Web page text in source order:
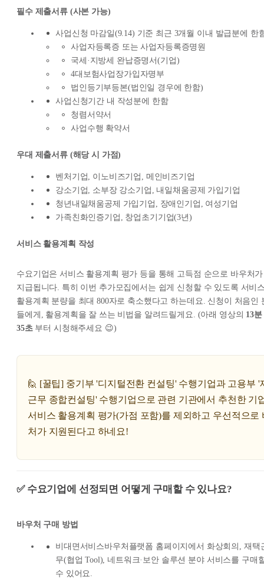
필수 제출서류 (사본 가능)
사업신청 마감일(9.14) 기준 최근 3개월 이내 발급분에 한
사업자등록증 또는 사업자등록증명원
국세·지방세 완납증명서(기업)
4대보험사업장가입자명부
법인등기부등본(법인일 경우에 한함)
사업신청기간 내 작성분에 한함
청렴서약서
사업수행 확약서
우대 제출서류 (해당 시 가점)
벤처기업, 이노비즈기업, 메인비즈기업
강소기업, 소부장 강소기업, 내일채움공제 가입기업
청년내일채움공제 가입기업, 장애인기업, 여성기업
가족친화인증기업, 창업초기기업(3년)
서비스 활용계획 작성
수요기업은 서비스 활용계획 평가 등을 통해 고득점 순으로 바우처가
지급됩니다. 특히 이번 추가모집에서는 쉽게 신청할 수 있도록 서비
활용계획 분량을 최대 800자로 축소했다고 하는데요. 신청이 처음인
들에게, 활용계획을 잘 쓰는 비법을 알려드릴게요. (아래 영상의 13분
35초부터 시청해주세요 😉)
🙋 [꿀팁] 중기부 '디지털전환 컨설팅' 수행기업과 고용부 '
근무 종합컨설팅' 수행기업으로 관련 기관에서 추천한 기
서비스 활용계획 평가(가점 포함)를 제외하고 우선적으로
처가 지원된다고 하네요!
✅ 수요기업에 선정되면 어떻게 구매할 수 있나요?
바우처 구매 방법
비대면서비스바우처플랫폼 홈페이지에서 화상회의, 재택
무(협업 Tool), 네트워크·보안 솔루션 분야 서비스를 구매
수 있어요.